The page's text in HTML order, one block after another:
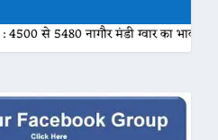
नागौर मंडी ग्वार का भाव : 4800 से